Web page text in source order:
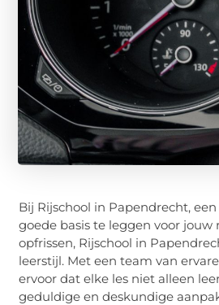
Bij Rijschool in Papendrecht,
goede basis te leggen voor
opfrissen, Rijschool in
leerstijl. Met een team van
ervoor dat elke les niet alleen
geduldige en deskundige